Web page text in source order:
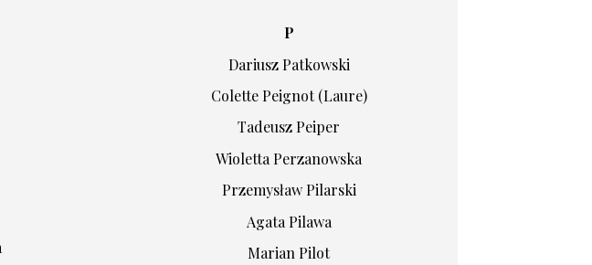
P
Dariusz Patkowski
Colette Peignot (Laure)
Tadeusz Peiper
Wioletta Perzanowska
Przemysław Pilarski
Agata Pilawa
Marian Pilot